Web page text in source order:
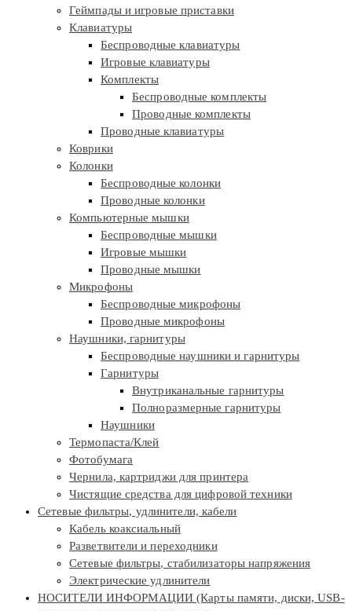
Геймпады и игровые приставки
Клавиатуры
Беспроводные клавиатуры
Игровые клавиатуры
Комплекты
Беспроводные комплекты
Проводные комплекты
Проводные клавиатуры
Коврики
Колонки
Беспроводные колонки
Проводные колонки
Компьютерные мышки
Беспроводные мышки
Игровые мышки
Проводные мышки
Микрофоны
Беспроводные микрофоны
Проводные микрофоны
Наушники, гарнитуры
Беспроводные наушники и гарнитуры
Гарнитуры
Внутриканальные гарнитуры
Полноразмерные гарнитуры
Наушники
Термопаста/Клей
Фотобумага
Чернила, картриджи для принтера
Чистящие средства для цифровой техники
Сетевые фильтры, удлинители, кабели
Кабель коаксиальный
Разветвители и переходники
Сетевые фильтры, стабилизаторы напряжения
Электрические удлинители
НОСИТЕЛИ ИНФОРМАЦИИ (Карты памяти, диски, USB-